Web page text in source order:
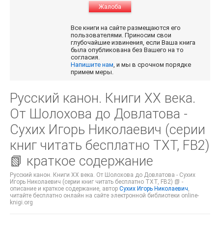
Жалоба
Все книги на сайте размещаются его
пользователями. Приносим свои
глубочайшие извинения, если Ваша книга
была опубликована без Вашего на то
согласия.
Напишите нам, и мы в срочном порядке
примем меры.
Русский канон. Книги ХХ века.
От Шолохова до Довлатова -
Сухих Игорь Николаевич (серии
книг читать бесплатно TXT, FB2)
📗 краткое содержание
Русский канон. Книги ХХ века. От Шолохова до Довлатова - Сухих
Игорь Николаевич (серии книг читать бесплатно TXT, FB2) 📗 -
описание и краткое содержание, автор Сухих Игорь Николаевич,
читайте бесплатно онлайн на сайте электронной библиотеки online-
knigi.org